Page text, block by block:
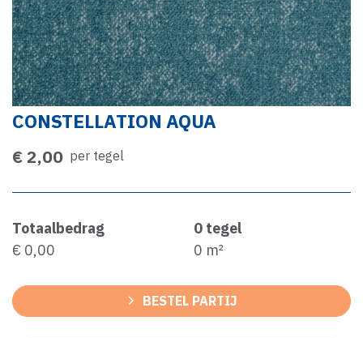
CONSTELLATION AQUA
€ 2,00 per tegel
Totaalbedrag
€ 0,00
0 tegel
0 m²
BESTEL PARTIJ